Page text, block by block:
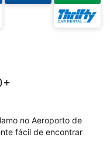
no Aeroporto de
fácil de encontrar